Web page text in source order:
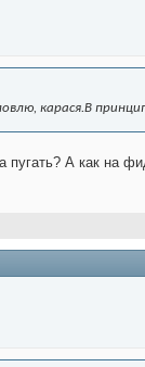
карася.В
А как на